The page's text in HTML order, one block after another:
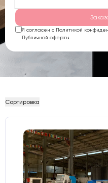
Я согласен с Политикой
Публичной оферты.
Сортировка